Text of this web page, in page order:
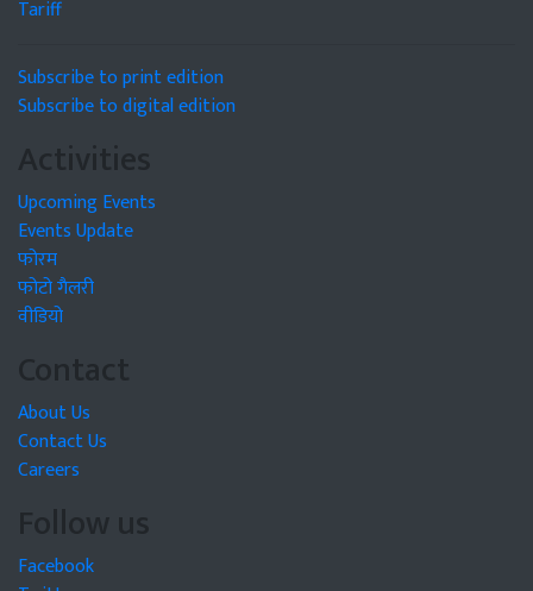
Tariff
Subscribe to print edition
Subscribe to digital edition
Activities
Upcoming Events
Events Update
फोरम
फोटो गैलरी
वीडियो
Contact
About Us
Contact Us
Careers
Follow us
Facebook